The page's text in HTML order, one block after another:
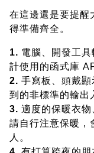
在這邊還是要提醒
得準備齊全。
1. 電腦、開發工
計使用的函式庫
2. 手寫板、頭戴顯
到的非標準的輸出
3. 適度的保暖衣物
請自行注意保暖，
人。